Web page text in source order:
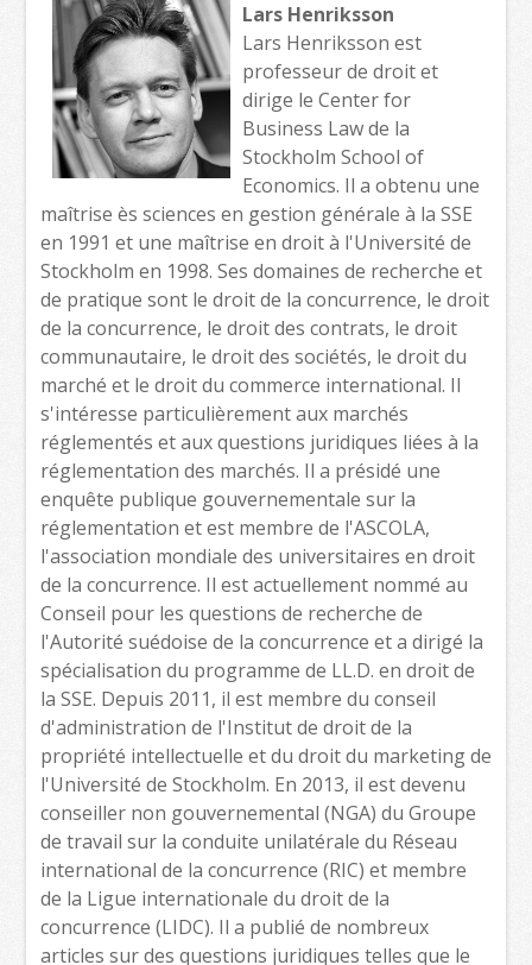
Lars Henriksson
Lars Henriksson est
professeur de droit et
dirige le Center for
Business Law de la
Stockholm School of
Economics. Il a obtenu une
maîtrise ès sciences en gestion générale à la SSE
en 1991 et une maîtrise en droit à l'Université de
Stockholm en 1998. Ses domaines de recherche et
de pratique sont le droit de la concurrence, le droit
de la concurrence, le droit des contrats, le droit
communautaire, le droit des sociétés, le droit du
marché et le droit du commerce international. Il
s'intéresse particulièrement aux marchés
réglementés et aux questions juridiques liées à la
réglementation des marchés. Il a présidé une
enquête publique gouvernementale sur la
réglementation et est membre de l'ASCOLA,
l'association mondiale des universitaires en droit
de la concurrence. Il est actuellement nommé au
Conseil pour les questions de recherche de
l'Autorité suédoise de la concurrence et a dirigé la
spécialisation du programme de LL.D. en droit de
la SSE. Depuis 2011, il est membre du conseil
d'administration de l'Institut de droit de la
propriété intellectuelle et du droit du marketing de
l'Université de Stockholm. En 2013, il est devenu
conseiller non gouvernemental (NGA) du Groupe
de travail sur la conduite unilatérale du Réseau
international de la concurrence (RIC) et membre
de la Ligue internationale du droit de la
concurrence (LIDC). Il a publié de nombreux
articles sur des questions juridiques telles que le